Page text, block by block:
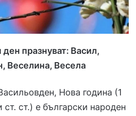
празнуват: Васил,
Вeсeлинa, Вeсeла
Нова година (1
ст. ст.) е български народен